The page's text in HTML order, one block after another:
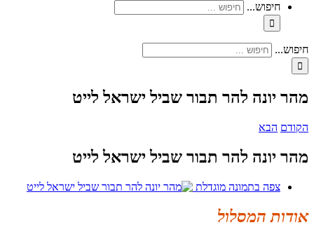
חיפוש...
חיפוש...
מהר יונה להר תבור שביל ישראל לייט
הקודם הבא
מהר יונה להר תבור שביל ישראל לייט
צפה בתמונה מוגדלת
אודות המסלול